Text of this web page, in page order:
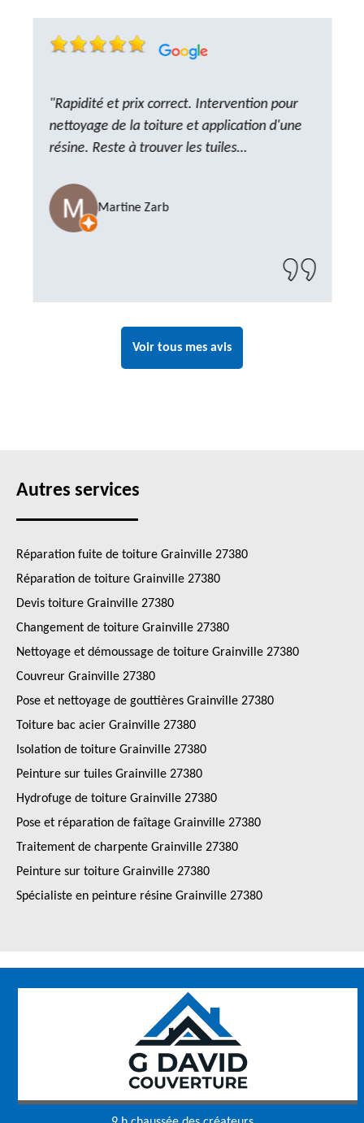
"Rapidité et prix correct. Intervention pour
nettoyage de la toiture et application d'une
résine. Reste à trouver les tuiles
compter sur M. GOT. Très content de la
prestation, a recommander sans problème"
Martine Zarb
Voir tous mes avis
Autres services
Réparation fuite de toiture Grainville 27380
Réparation de toiture Grainville 27380
Devis toiture Grainville 27380
Changement de toiture Grainville 27380
Nettoyage et démoussage de toiture Grainville 27380
Couvreur Grainville 27380
Pose et nettoyage de gouttières Grainville 27380
Toiture bac acier Grainville 27380
Isolation de toiture Grainville 27380
Peinture sur tuiles Grainville 27380
Hydrofuge de toiture Grainville 27380
Pose et réparation de faîtage Grainville 27380
Traitement de charpente Grainville 27380
Peinture sur toiture Grainville 27380
Spécialiste en peinture résine Grainville 27380